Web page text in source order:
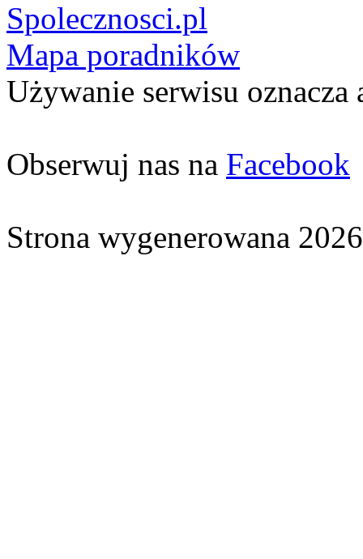
Spolecznosci.pl
Mapa poradników
Używanie serwisu oznacza
Obserwuj nas na Facebook
Strona wygenerowana